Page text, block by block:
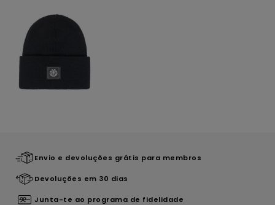
Envio e devoluções grátis para membros
Devoluções em 30 dias
Junta-te ao programa de fidelidade